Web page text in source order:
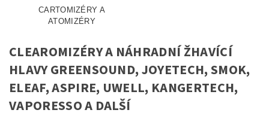
CARTOMIZÉRY A
ATOMIZÉRY
CLEAROMIZÉRY A NÁHRADNÍ ŽHAVÍCÍ
HLAVY GREENSOUND, JOYETECH, SMOK,
ELEAF, ASPIRE, UWELL, KANGERTECH,
VAPORESSO A DALŠÍ